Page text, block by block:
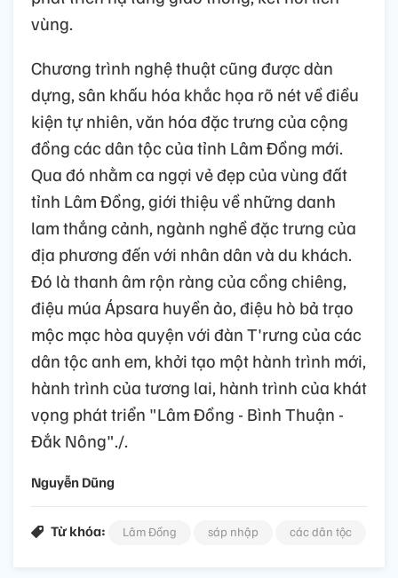
vùng.
Chương trình nghệ thuật cũng được dàn
dựng, sân khấu hóa khắc họa rõ nét về điều
kiện tự nhiên, văn hóa đặc trưng của cộng
đồng các dân tộc của tỉnh Lâm Đồng mới.
Qua đó nhằm ca ngợi vẻ đẹp của vùng đất
tỉnh Lâm Đồng, giới thiệu về những danh
lam thắng cảnh, ngành nghề đặc trưng của
địa phương đến với nhân dân và du khách.
Đó là thanh âm rộn ràng của cồng chiêng,
điệu múa Ápsara huyền ảo, điệu hò bả trạo
mộc mạc hòa quyện với đàn T'rưng của các
dân tộc anh em, khởi tạo một hành trình mới,
hành trình của tương lai, hành trình của khát
vọng phát triển "Lâm Đồng - Bình Thuận -
Đắk Nông"./.
Nguyễn Dũng
Từ khóa: Lâm Đồng sáp nhập các dân tộc